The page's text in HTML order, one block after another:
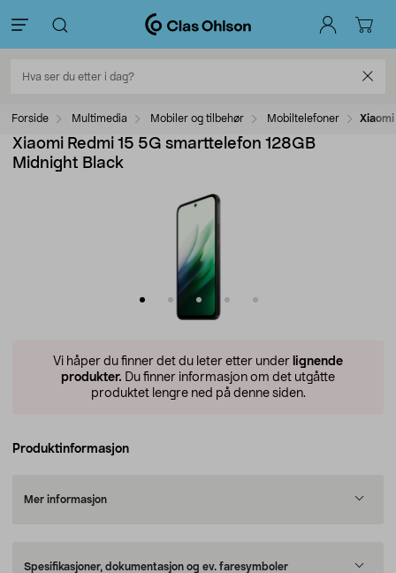
Forside Multimedia Mobiler og tilbehør Mobiltelefoner
Xiaomi Redmi 15 5G smarttelefon 128GB
Midnight Black
Vi håper du finner det du leter etter under lignende
produkter. Du finner informasjon om det utgåtte
produktet lengre ned på denne siden.
Produktinformasjon
Mer informasjon
Spesifikasjoner, dokumentasjon og ev. faresymboler